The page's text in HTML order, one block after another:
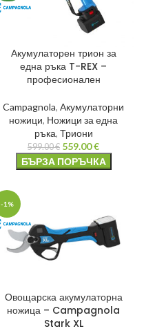
Акумулаторен трион за
една ръка T-REX –
професионален
Campagnola, Акумулаторни
ножици, Ножици за една
ръка, Триони
599.00€ 559.00€
БЪРЗА ПОРЪЧКА
-1%
Овощарска акумулаторна
ножица – Campagnola
Stark XL